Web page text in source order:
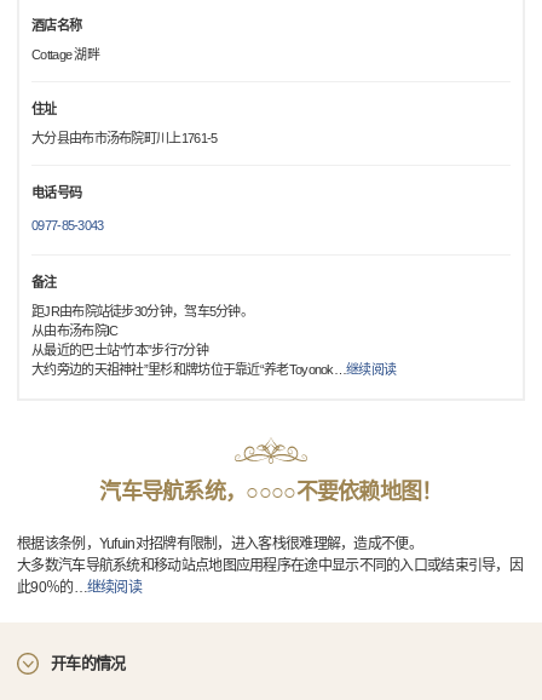
酒店名称
Cottage 湖畔
住址
大分县由布市汤布院町川上1761-5
电话号码
0977-85-3043
备注
距JR由布院站徒步30分钟，驾车5分钟。
从由布汤布院IC
从最近的巴士站“竹本”步行7分钟
大约旁边的天祖神社”里杉和牌坊位于靠近“养老Toyonok …继续阅读
汽车导航系统，○○○○不要依赖地图！
根据该条例，Yufuin对招牌有限制，进入客栈很难理解，造成不便。
大多数汽车导航系统和移动站点地图应用程序在途中显示不同的入口或结束引导，因
此90％的…继续阅读
开车的情况